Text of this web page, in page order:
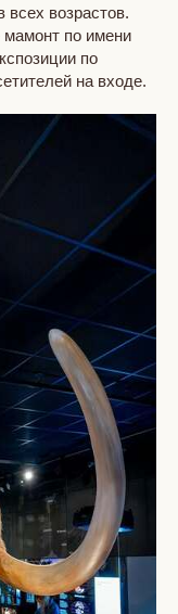
всех возрастов.
по имени
по
на входе.